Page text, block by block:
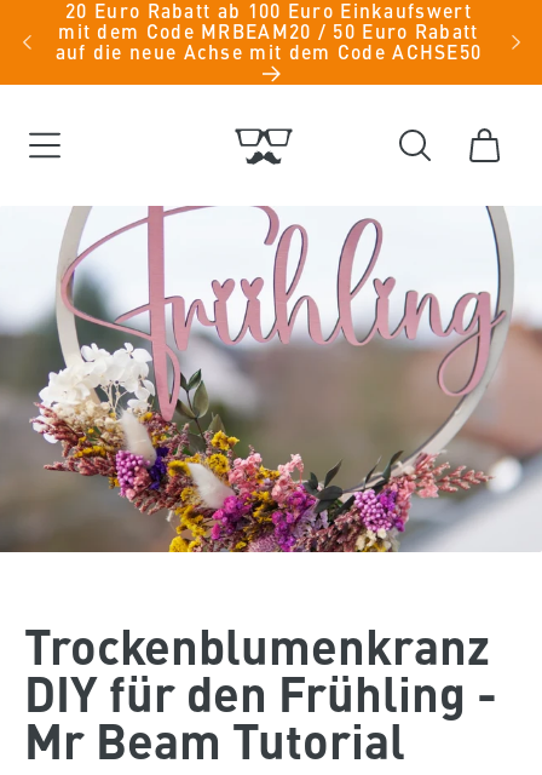
Direkt
zum
Inhalt
-
20 Euro Rabatt ab 100 Euro Einkaufswert
mit dem Code MRBEAM20 / 50 Euro Rabatt
auf die neue Achse mit dem Code ACHSE50
Warenkorb
Trockenblumenkranz
DIY für den Frühling -
Mr Beam Tutorial